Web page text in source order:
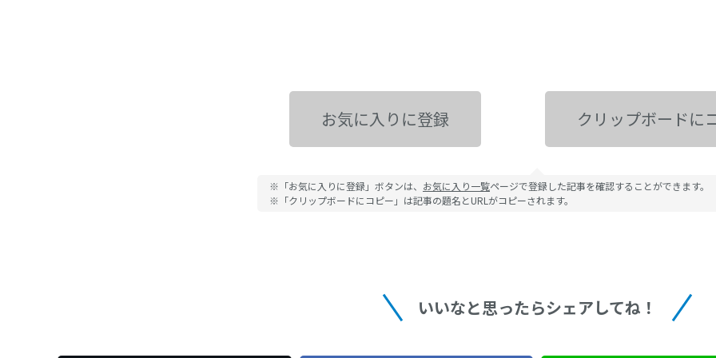
お気に入りに登録 クリップボードに
※「お気に入りに登録」ボタンは、 お気に入り一覧ページで登録した記事を確認することができます。
※「クリップボードにコピー」は記事の題名とURLがコピーされます。
いいなと思ったらシェアしてね！